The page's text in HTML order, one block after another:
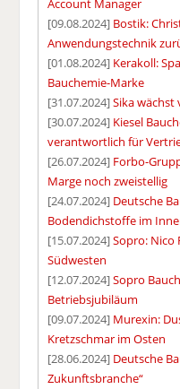
Account Manager
[09.08.2024] Bostik:
Anwendungstechnik
[01.08.2024] Kerakoll:
Bauchemie-Marke
[31.07.2024]Sika
[30.07.2024] Kiesel
verantwortlich für
[26.07.2024] Forbo-
Marge noch zweistellig
[24.07.2024] Deutsche
Bodendichstoffe im
[15.07.2024]Sopro: Nico
Südwesten
[12.07.2024]Sopro
Betriebsjubiläum
[09.07.2024] Murexin:
Kretzschmar im Osten
[28.06.2024] Deutsche
Zukunftsbranche“